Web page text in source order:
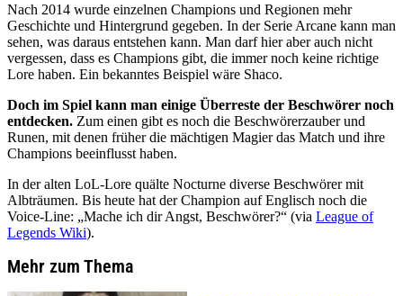
Nach 2014 wurde einzelnen Champions und Regionen mehr
Geschichte und Hintergrund gegeben. In der Serie Arcane kann man
sehen, was daraus entstehen kann. Man darf hier aber auch nicht
vergessen, dass es Champions gibt, die immer noch keine richtige
Lore haben. Ein bekanntes Beispiel wäre Shaco.
Doch im Spiel kann man einige Überreste der Beschwörer noch
entdecken. Zum einen gibt es noch die Beschwörerzauber und
Runen, mit denen früher die mächtigen Magier das Match und ihre
Champions beeinflusst haben.
In der alten LoL-Lore quälte Nocturne diverse Beschwörer mit
Albträumen. Bis heute hat der Champion auf Englisch noch die
Voice-Line:
Mache ich dir Angst, Beschwörer? (via League of
Legends Wiki).
Mehr zum Thema